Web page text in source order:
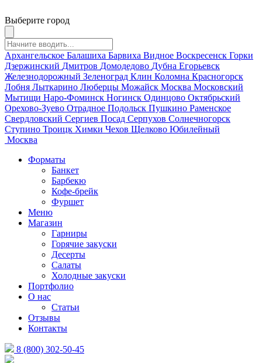
Выберите город
Архангельское Балашиха Барвиха Видное Воскресенск Горки
Дзержинский Дмитров Домодедово Дубна Егорьевск
Железнодорожный Зеленоград Клин Коломна Красногорск
Лобня Лыткарино Люберцы Можайск Москва Московский
Мытищи Наро-Фоминск Ногинск Одинцово Октябрьский
Орехово-Зуево Отрадное Подольск Пушкино Раменское
Свердловский Сергиев Посад Серпухов Солнечногорск
Ступино Троицк Химки Чехов Щелково Юбилейный
Москва
Форматы
Банкет
Барбекю
Кофе-брейк
Фуршет
Меню
Магазин
Гарниры
Горячие закуски
Десерты
Салаты
Холодные закуски
Портфолио
О нас
Статьи
Отзывы
Контакты
8 (800) 302-50-45